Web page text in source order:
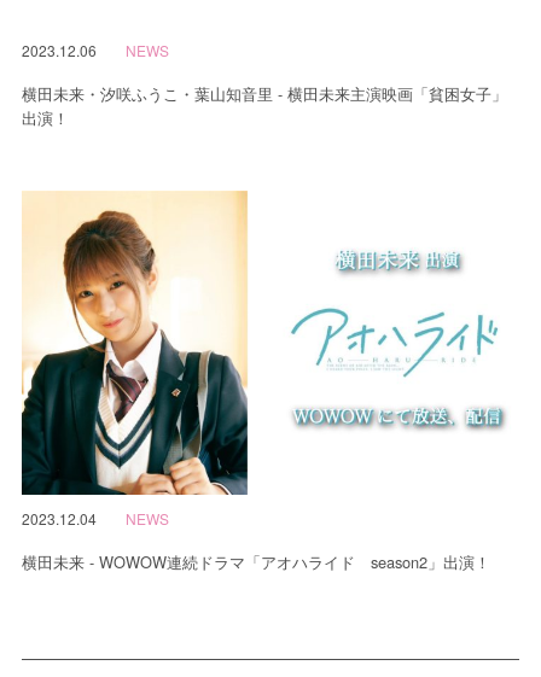
2023.12.06 NEWS
横田未来・汐咲ふうこ・葉山知音里 - 横田未来主演映画「貧困女子」
出演！
2023.12.04 NEWS
横田未来 - WOWOW連続ドラマ「アオハライド season2」出演！